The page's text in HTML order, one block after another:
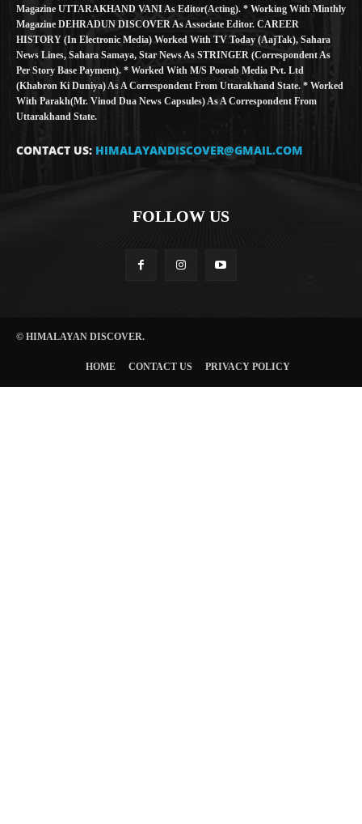
Magazine UTTARAKHAND VANI As Editor(Acting). * Working With Minthly
Magazine DEHRADUN DISCOVER As Associate Editor. CAREER
HISTORY (in Electronic Media) Worked With TV Today (AajTak), Sahara
News Lines, Sahara Samaya, Star News As STRINGER (Correspondent As
Per Story Base Payment). * Worked With M/S Poorab Media Pvt. Ltd
(Khabron Ki Duniya) As A Correspondent From Uttarakhand State. * Worked
With Parakh(Mr. Vinod Dua News Capsules) As A Correspondent From
Uttarakhand State.
CONTACT US: HIMALAYANDISCOVER@GMAIL.COM
FOLLOW US
© HIMALAYAN DISCOVER.
HOME CONTACT US PRIVACY POLICY